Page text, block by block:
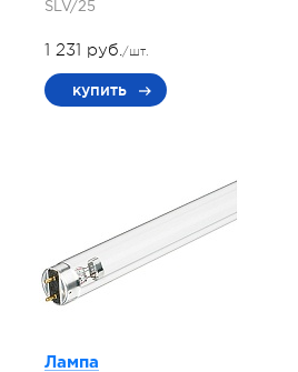
SLV/25
1 231 руб./шт.
купить
Лампа